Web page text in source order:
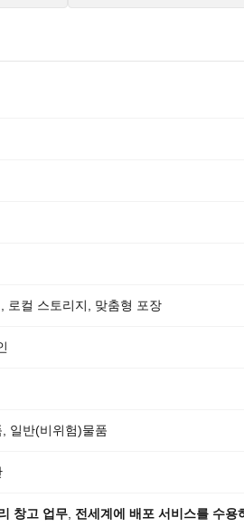
로컬 스토리지, 맞춤형 포장
일반(비위험)물품
창고 업무 전세계에 배포 서비스를 수용